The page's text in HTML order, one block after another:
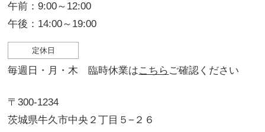
午前：9:00～12:00
午後：14:00～19:00
定休日
毎週日・月・木 臨時休業はこちら ご確認ください
〒300-1234
茨城県牛久市中央２丁目５−２６